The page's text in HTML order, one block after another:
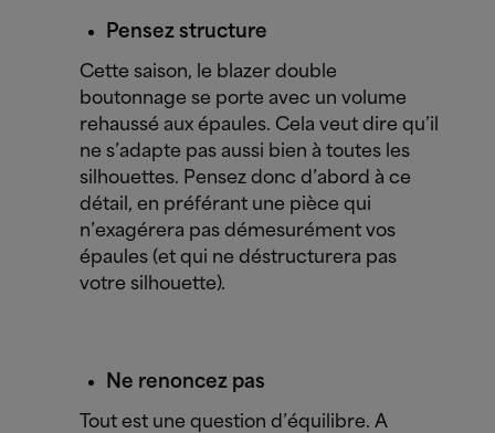
Pensez structure
Cette saison, le blazer double
boutonnage se porte avec un volume
rehaussé aux épaules. Cela veut dire qu’il
ne s’adapte pas aussi bien à toutes les
silhouettes. Pensez donc d’abord à ce
détail, en préférant une pièce qui
n’exagérera pas démesurément vos
épaules (et qui ne déstructurera pas
votre silhouette).
Ne renoncez pas
Tout est une question d’équilibre. A